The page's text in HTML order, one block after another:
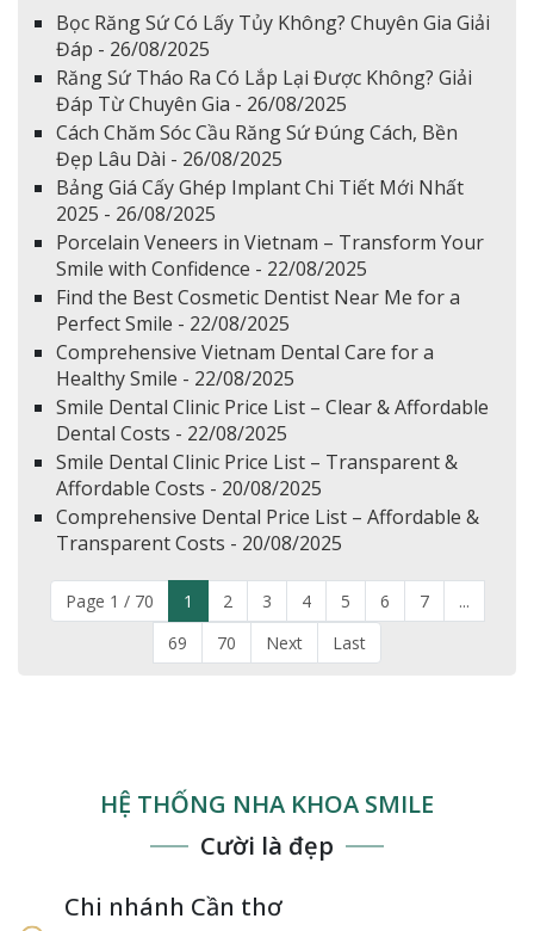
Bọc Răng Sứ Có Lấy Tủy Không? Chuyên Gia Giải
Đáp - 26/08/2025
Răng Sứ Tháo Ra Có Lắp Lại Được Không? Giải
Đáp Từ Chuyên Gia - 26/08/2025
Cách Chăm Sóc Cầu Răng Sứ Đúng Cách, Bền
Đẹp Lâu Dài - 26/08/2025
Bảng Giá Cấy Ghép Implant Chi Tiết Mới Nhất
2025 - 26/08/2025
Porcelain Veneers in Vietnam – Transform Your
Smile with Confidence - 22/08/2025
Find the Best Cosmetic Dentist Near Me for a
Perfect Smile - 22/08/2025
Comprehensive Vietnam Dental Care for a
Healthy Smile - 22/08/2025
Smile Dental Clinic Price List – Clear & Affordable
Dental Costs - 22/08/2025
Smile Dental Clinic Price List – Transparent &
Affordable Costs - 20/08/2025
Comprehensive Dental Price List – Affordable &
Transparent Costs - 20/08/2025
Page 1 / 70 1 2 3 4 5 6 7
...
69
70 Next Last
HỆ THỐNG NHA KHOA SMILE
Cười là đẹp
Chi nhánh Cần thơ